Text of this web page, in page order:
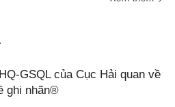
GSQL của Cục Hải quan về
ghi nhãn®